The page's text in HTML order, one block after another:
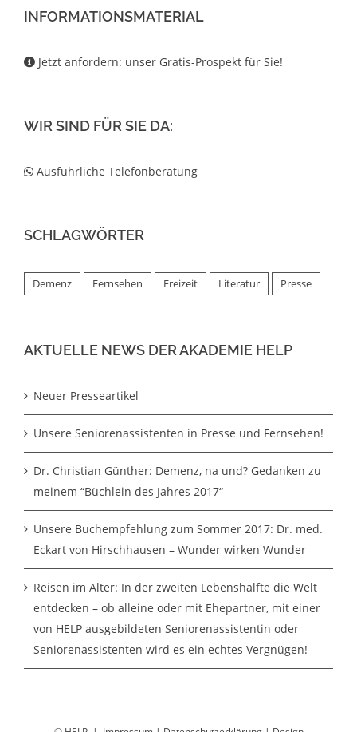
INFORMATIONSMATERIAL
Jetzt anfordern: unser Gratis-Prospekt für Sie!
WIR SIND FÜR SIE DA:
Ausführliche Telefonberatung
SCHLAGWÖRTER
Demenz Fernsehen Freizeit Literatur Presse
AKTUELLE NEWS DER AKADEMIE HELP
Neuer Presseartikel
Unsere Seniorenassistenten in Presse und Fernsehen!
Dr. Christian Günther: Demenz, na und? Gedanken zu
meinem “Büchlein des Jahres 2017“
Unsere Buchempfehlung zum Sommer 2017: Dr. med.
Eckart von Hirschhausen – Wunder wirken Wunder
Reisen im Alter: In der zweiten Lebenshälfte die Welt
entdecken – ob alleine oder mit Ehepartner, mit einer
von HELP ausgebildeten Seniorenassistentin oder
Seniorenassistenten wird es ein echtes Vergnügen!